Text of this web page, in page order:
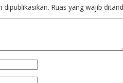
dipublikasikan. Ruas yang wajib